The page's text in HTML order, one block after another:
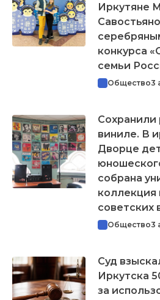
Иркутяне
конкурса
семьи
Общество3
Сохранили
виниле. В
Дворце
собрана
коллекция
советских
Общество3
Суд
Иркутска
за